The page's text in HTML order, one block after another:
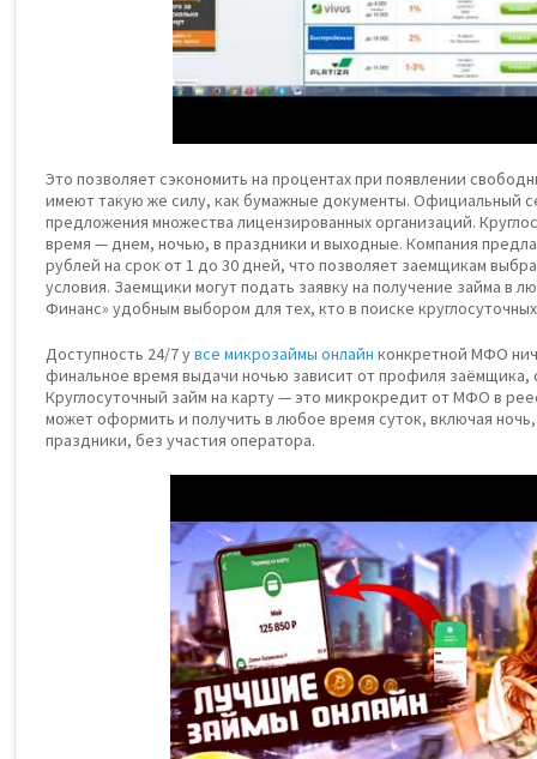
Это позволяет сэкономить на процентах при появлении
имеют такую же силу, как бумажные документы. Официальный
предложения множества лицензированных организаций.
время — днем, ночью, в праздники и выходные. Компания
рублей на срок от 1 до 30 дней, что позволяет заемщикам
условия. Заемщики могут подать заявку на получение займа в
Финанс» удобным выбором для тех, кто в поиске
Доступность 24/7 увсе микрозаймы онлайн конкретной МФО
финальное время выдачи ночью зависит от профиля заёмщика,
Круглосуточный займ на карту — это микрокредит от МФО в
может оформить и получить в любое время суток, включая
праздники, без участия оператора.